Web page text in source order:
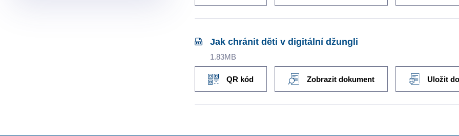
Jak chránit děti v digitální džungli
1.83MB
QR kód Zobrazit dokument Uložit